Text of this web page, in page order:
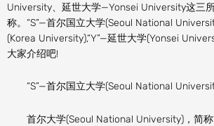
University、延世大学—Yonsei University这三
称。“S”—首尔国立大学(Seoul National
(Korea University),“Y”—延世大学(Yonsei
大家介绍吧!
“S”—首尔国立大学(Seoul National
首尔大学(Seoul National University)，简称